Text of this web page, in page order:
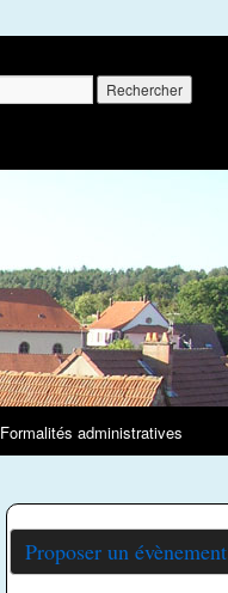
Formalités administratives
Proposer un évènement